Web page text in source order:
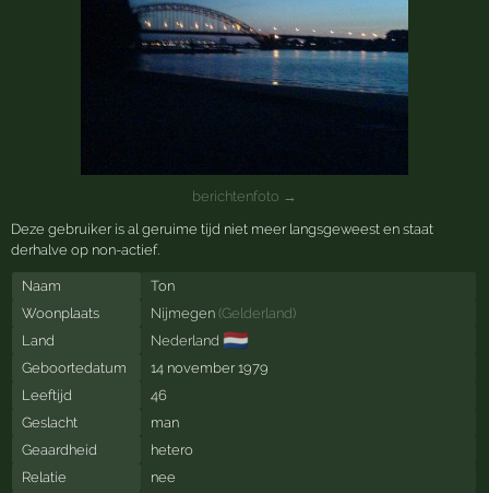
berichtenfoto →
Deze gebruiker is al geruime tijd niet meer langsgeweest en staat
derhalve op non-actief.
Naam
Ton
Woonplaats
Nijmegen (Gelderland)
Land
Nederland 🇳🇱
Geboortedatum
14 november 1979
Leeftijd
46
Geslacht
man
Geaardheid
hetero
Relatie
nee